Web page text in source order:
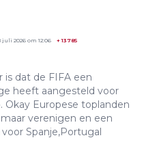
juli 2026 om 12:06 +13785
is dat de FIFA een
heeft aangesteld voor
Okay Europese toplanden
verenigen en een
Spanje,Portugal